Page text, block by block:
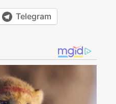
Telegram